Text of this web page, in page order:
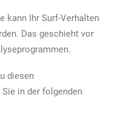
kann Ihr Surf-Verhalten
Das geschieht vor
diesen
in der folgenden